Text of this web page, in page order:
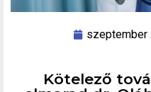
szeptember
Kötelező